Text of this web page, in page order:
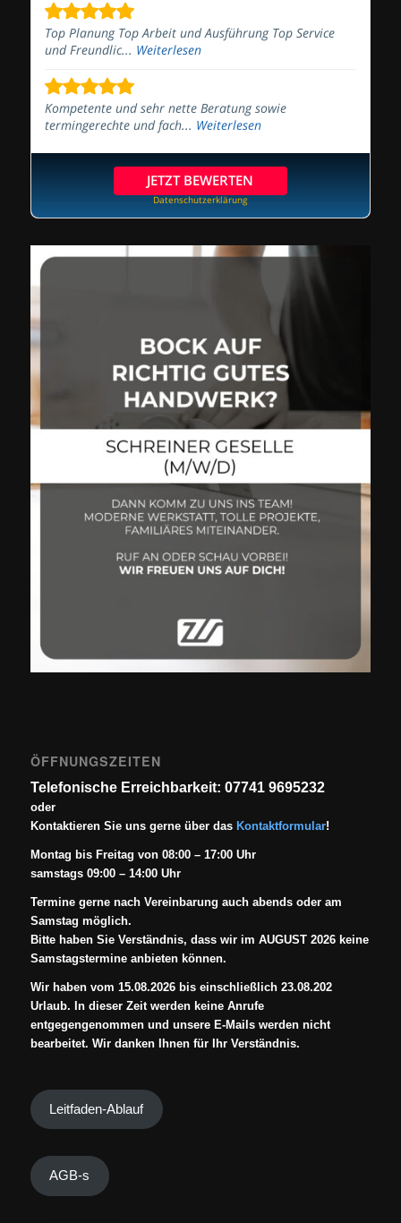
Top Planung Top Arbeit und Ausführung Top Service
und Freundlic... Weiterlesen
Kompetente und sehr nette Beratung sowie
termingerechte und fach... Weiterlesen
JETZT BEWERTEN
Datenschutzerklärung
ÖFFNUNGSZEITEN
Telefonische Erreichbarkeit: 07741 9695232
oder
Kontaktieren Sie uns gerne über das Kontaktformular!
Montag bis Freitag von 08:00 – 17:00 Uhr
samstags 09:00 – 14:00 Uhr
Termine gerne nach Vereinbarung auch abends oder am
Samstag möglich.
Bitte haben Sie Verständnis, dass wir im AUGUST 2026 keine
Samstagstermine anbieten können.
Wir haben vom 15.08.2026 bis einschließlich 23.08.202
Urlaub. In dieser Zeit werden keine Anrufe
entgegengenommen und unsere E-Mails werden nicht
bearbeitet. Wir danken Ihnen für Ihr Verständnis.
Leitfaden-Ablauf
AGB-s